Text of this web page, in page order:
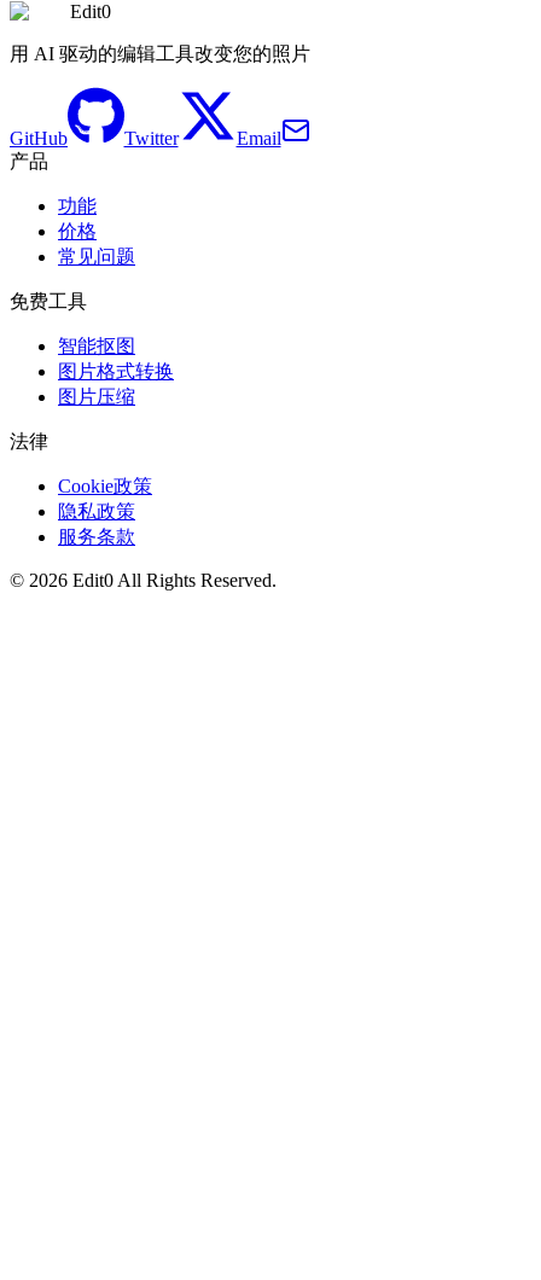
Edit0
用 AI 驱动的编辑工具改变您的照片
GitHub Twitter
Email
产品
功能
价格
常见问题
免费工具
智能抠图
图片格式转换
图片压缩
法律
Cookie政策
隐私政策
服务条款
© 2026 Edit0 All Rights Reserved.